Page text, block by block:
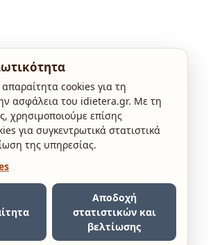
cookies για τη
ασφάλεια του idietera.gr. Με τη
χρησιμοποιούμε επίσης
για συγκεντρωτικά στατιστικά
της υπηρεσίας.
Αποδοχή
στατιστικών και
βελτίωσης